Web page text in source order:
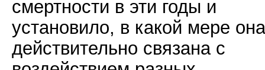
смертности в эти годы и
установило, в какой мере она
действительно связана с